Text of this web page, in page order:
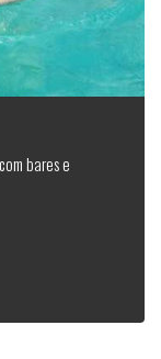
bares e